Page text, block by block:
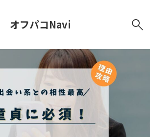
オフパコNavi